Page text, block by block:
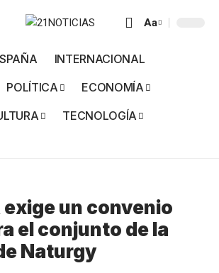
Aa
INTERNACIONAL
POLÍTICA
ECONOMÍA
TECNOLOGÍA
exige un convenio
el conjunto de la
Naturgy